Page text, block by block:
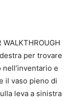
WALKTHROUGH
per trovare
e
il vaso pieno di
leva a sinistra